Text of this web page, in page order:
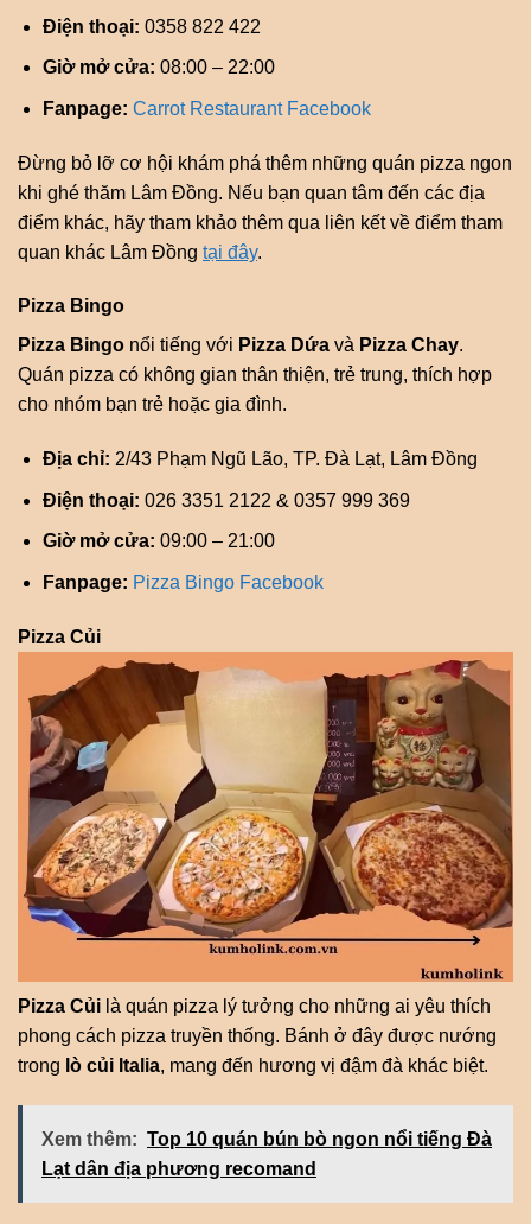
Điện thoại: 0358 822 422
Giờ mở cửa: 08:00 – 22:00
Fanpage: Carrot Restaurant Facebook
Đừng bỏ lỡ cơ hội khám phá thêm những quán pizza ngon
khi ghé thăm Lâm Đồng. Nếu bạn quan tâm đến các địa
điểm khác, hãy tham khảo thêm qua liên kết về điểm tham
quan khác Lâm Đồng tại đây.
Pizza Bingo
Pizza Bingo nổi tiếng với Pizza Dứa và Pizza Chay.
Quán pizza có không gian thân thiện, trẻ trung, thích hợp
cho nhóm bạn trẻ hoặc gia đình.
Địa chỉ: 2/43 Phạm Ngũ Lão, TP. Đà Lạt, Lâm Đồng
Điện thoại: 026 3351 2122 & 0357 999 369
Giờ mở cửa: 09:00 – 21:00
Fanpage: Pizza Bingo Facebook
Pizza Củi
Pizza Củi là quán pizza lý tưởng cho những ai yêu thích
phong cách pizza truyền thống. Bánh ở đây được nướng
trong lò củi Italia, mang đến hương vị đậm đà khác biệt.
Xem thêm: Top 10 quán bún bò ngon nổi tiếng Đà
Lạt dân địa phương recomand